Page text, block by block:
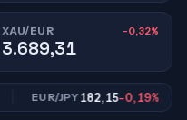
XAU/EUR -0,32%
3.689,31
EUR/JPY182,15-0,19%